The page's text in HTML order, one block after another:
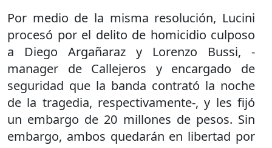
Por medio de la misma resolución, Lucini
procesó por el delito de homicidio culposo
a Diego Argañaraz y Lorenzo Bussi, -
manager de Callejeros y encargado de
seguridad que la banda contrató la noche
de la tragedia, respectivamente-, y les fijó
un embargo de 20 millones de pesos. Sin
embargo, ambos quedarán en libertad por